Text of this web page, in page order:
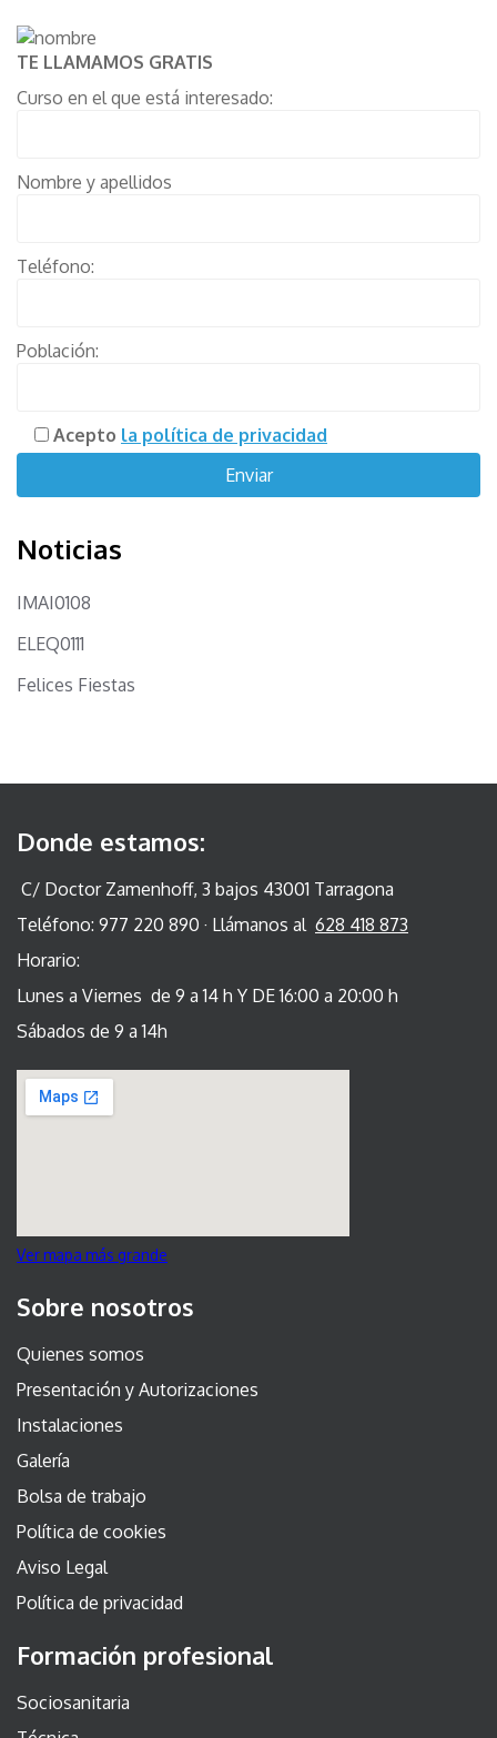
TE LLAMAMOS GRATIS
Curso en el que está interesado:
Nombre y apellidos
Teléfono:
Población:
Acepto la política de privacidad
Noticias
IMAI0108
ELEQ0111
Felices Fiestas
Donde estamos:
C/ Doctor Zamenhoff, 3 bajos 43001 Tarragona
Teléfono: 977 220 890 · Llámanos al 628 418 873
Horario:
Lunes a Viernes de 9 a 14 h Y DE 16:00 a 20:00 h
Sábados de 9 a 14h
Ver mapa más grande
Sobre nosotros
Quienes somos
Presentación y Autorizaciones
Instalaciones
Galería
Bolsa de trabajo
Política de cookies
Aviso Legal
Política de privacidad
Formación profesional
Sociosanitaria